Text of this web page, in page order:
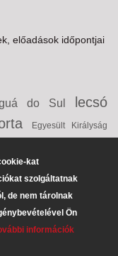
előadások időpontjai
do Sul
lecsó
Egyesült Királyság
ausztria
marhahús Svájci
Magyarok Püspöke
kat
szolgáltatnak
de nem tárolnak
Ön
információk